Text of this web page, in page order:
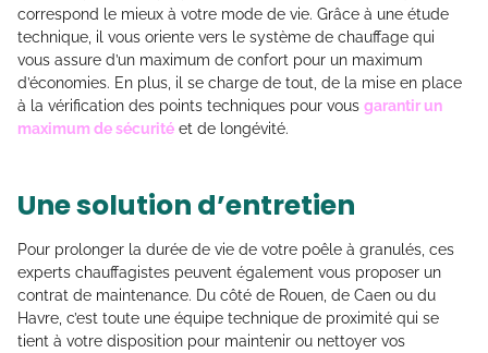
correspond le mieux à votre mode de vie. Grâce à une étude
technique, il vous oriente vers le système de chauffage qui
vous assure d’un maximum de confort pour un maximum
d’économies. En plus, il se charge de tout, de la mise en place
à la vérification des points techniques pour vous garantir un
maximum de sécurité et de longévité.
Une solution d’entretien
Pour prolonger la durée de vie de votre poêle à granulés, ces
experts chauffagistes peuvent également vous proposer un
contrat de maintenance. Du côté de Rouen, de Caen ou du
Havre, c’est toute une équipe technique de proximité qui se
tient à votre disposition pour maintenir ou nettoyer vos